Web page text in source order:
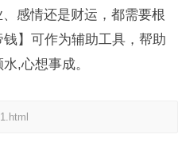
感情还是财运，都需要根
】可作为辅助工具，帮助
,心想事成。